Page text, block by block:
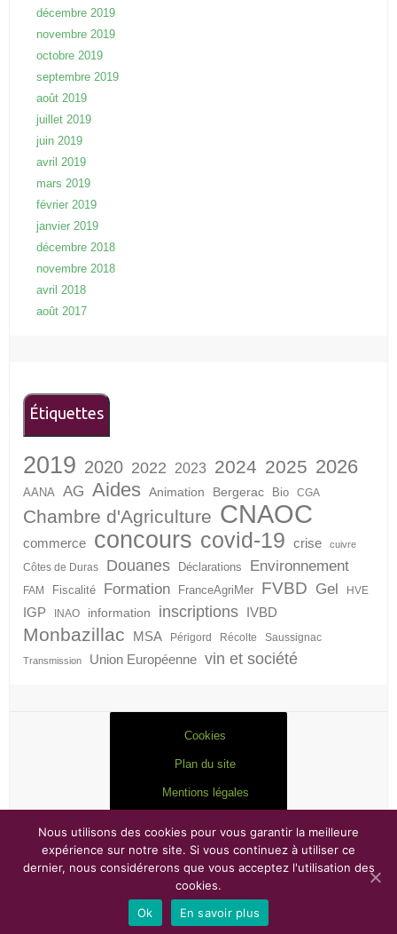
décembre 2019
novembre 2019
octobre 2019
septembre 2019
août 2019
juillet 2019
juin 2019
avril 2019
mars 2019
février 2019
janvier 2019
décembre 2018
novembre 2018
avril 2018
août 2017
Étiquettes
2019 2020 2022 2023 2024 2025 2026
AANA AG Aides Animation Bergerac Bio CGA
Chambre d'Agriculture CNAOC
commerce concours covid-19 crise cuivre
Côtes de Duras Douanes Déclarations Environnement
FAM Fiscalité Formation FranceAgriMer FVBD Gel HVE
IGP INAO information inscriptions IVBD
Monbazillac MSA Périgord Récolte Saussignac
Transmission Union Européenne vin et société
Cookies
Plan du site
Mentions légales
. Thème parColorlib WordPress
Copyright © 2017Antsys
Nous utilisons des cookies pour vous garantir la meilleure
expérience sur notre site. Si vous continuez à utiliser ce
dernier, nous considérerons que vous acceptez l'utilisation des
cookies.
Ok
En savoir plus